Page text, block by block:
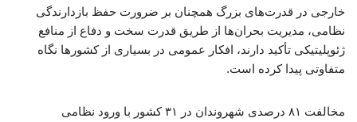
خارجی در قدرت‌های بزرگ همچنان بر ضرورت حفظ بازدارندگی
نظامی، مدیریت بحران‌ها از طریق قدرت سخت و دفاع از منافع
ژئوپلیتیکی تأکید دارند، افکار عمومی در بسیاری از کشورها نگاه
متفاوتی پیدا کرده است.
مخالفت ۸۱ درصدی شهروندان در ۳۱ کشور با ورود نظامی